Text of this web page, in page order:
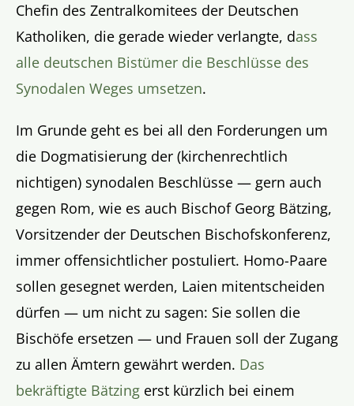
Chefin des Zentralkomitees der Deutschen
Katholiken, die gerade wieder verlangte, dass
alle deutschen Bistümer die Beschlüsse des
Synodalen Weges umsetzen.
Im Grunde geht es bei all den Forderungen um
die Dogmatisierung der (kirchenrechtlich
nichtigen) synodalen Beschlüsse — gern auch
gegen Rom, wie es auch Bischof Georg Bätzing,
Vorsitzender der Deutschen Bischofskonferenz,
immer offensichtlicher postuliert. Homo-Paare
sollen gesegnet werden, Laien mitentscheiden
dürfen — um nicht zu sagen: Sie sollen die
Bischöfe ersetzen — und Frauen soll der Zugang
zu allen Ämtern gewährt werden. Das
bekräftigte Bätzing erst kürzlich bei einem